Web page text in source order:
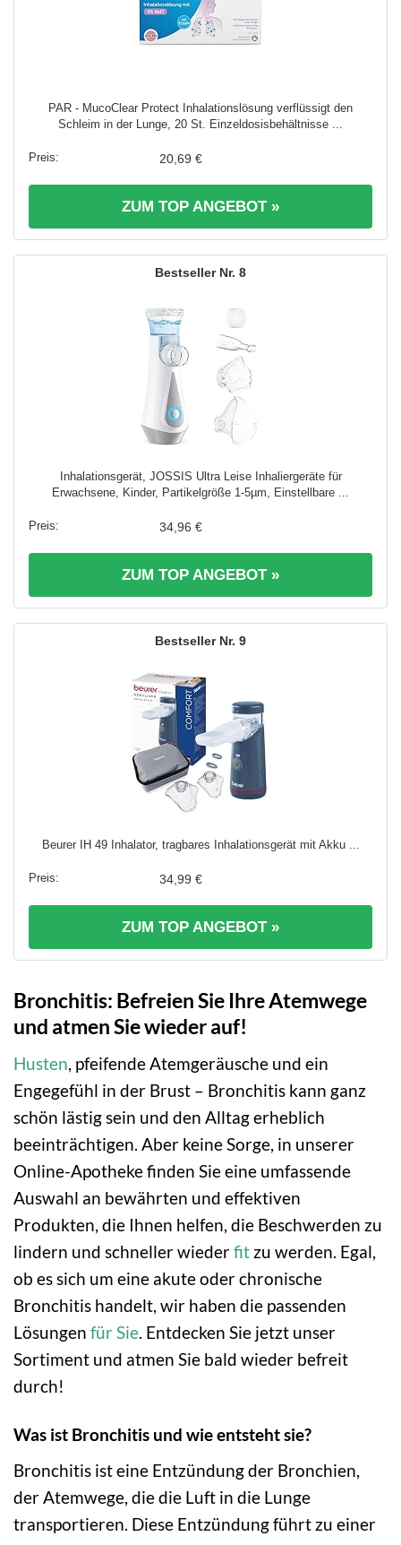
PAR - MucoClear Protect Inhalationslösung verflüssigt den
Schleim in der Lunge, 20 St. Einzeldosisbehältnisse ...
20,69 €
ZUM TOP ANGEBOT »
8
Inhalationsgerät, JOSSIS Ultra Leise Inhaliergeräte für
Erwachsene, Kinder, Partikelgröße 1-5µm, Einstellbare ...
34,96 €
ZUM TOP ANGEBOT »
9
Beurer IH 49 Inhalator, tragbares Inhalationsgerät mit Akku ...
34,99 €
ZUM TOP ANGEBOT »
Bronchitis: Befreien Sie Ihre Atemwege
und atmen Sie wieder auf!
Husten , pfeifende Atemgeräusche und ein
Engegefühl in der Brust – Bronchitis kann ganz
schön lästig sein und den Alltag erheblich
beeinträchtigen. Aber keine Sorge, in unserer
Online-Apotheke finden Sie eine umfassende
Auswahl an bewährten und effektiven
Produkten, die Ihnen helfen, die Beschwerden zu
lindern und schneller wiederfit zu werden. Egal,
ob es sich um eine akute oder chronische
Bronchitis handelt, wir haben die passenden
Lösungen für Sie . Entdecken Sie jetzt unser
Sortiment und atmen Sie bald wieder befreit
durch!
Was ist Bronchitis und wie entsteht sie?
Bronchitis ist eine Entzündung der Bronchien,
der Atemwege, die die Luft in die Lunge
transportieren. Diese Entzündung führt zu einer